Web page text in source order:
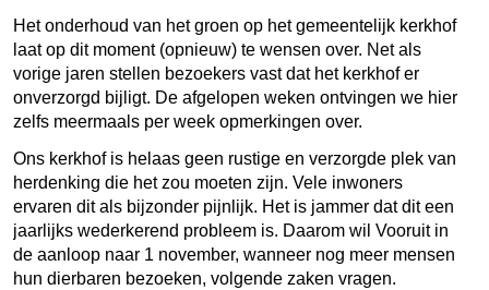
Het onderhoud van het groen op het gemeentelijk kerkhof
laat op dit moment (opnieuw) te wensen over. Net als
vorige jaren stellen bezoekers vast dat het kerkhof er
onverzorgd bijligt. De afgelopen weken ontvingen we hier
zelfs meermaals per week opmerkingen over.
Ons kerkhof is helaas geen rustige en verzorgde plek van
herdenking die het zou moeten zijn. Vele inwoners
ervaren dit als bijzonder pijnlijk. Het is jammer dat dit een
jaarlijks wederkerend probleem is. Daarom wil Vooruit in
de aanloop naar 1 november, wanneer nog meer mensen
hun dierbaren bezoeken, volgende zaken vragen.